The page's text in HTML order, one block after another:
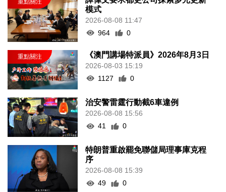
模式
2026-08-08 11:47
964
0
《澳門講場特派員》2026年8月3日
2026-08-03 15:19
1127
0
治安警雷霆行動截6車違例
2026-08-08 15:56
41
0
特朗普重啟罷免聯儲局理事庫克程
序
2026-08-08 15:39
49
0